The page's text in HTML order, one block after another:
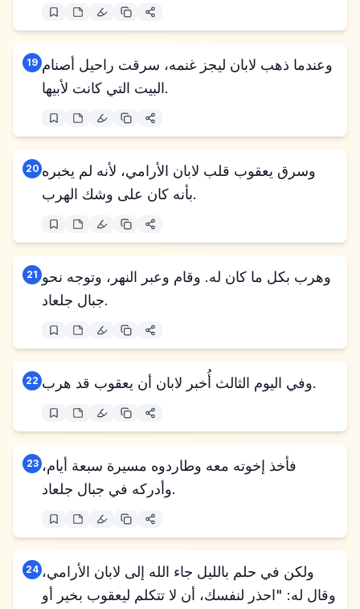
19 وعندما ذهب لابان ليجز غنمه، سرقت راحيل أصنام
البيت التي كانت لأبيها.
20 وسرق يعقوب قلب لابان الأرامي، لأنه لم يخبره
بأنه كان على وشك الهرب.
21 وهرب بكل ما كان له. وقام وعبر النهر، وتوجه نحو
جبال جلعاد.
22 وفي اليوم الثالث أُخبر لابان أن يعقوب قد هرب.
23 فأخذ إخوته معه وطاردوه مسيرة سبعة أيام،
وأدركه في جبال جلعاد.
24 ولكن في حلم بالليل جاء الله إلى لابان الأرامي،
وقال له: "احذر لنفسك، أن لا تتكلم ليعقوب بخير أو